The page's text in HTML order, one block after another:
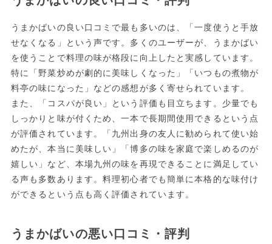
うまかばいの良い口コミで最も多いのは、「一度使うと手放
せなくなる」という声です。多くのユーザーが、うまかばい
を使うことで料理の味が格段に向上したと実感しています。
特に「野菜炒めが劇的に美味しくなった」「いつもの煮物が
料亭の味になった」などの感想が多く寄せられています。
また、「コスパが良い」という評価も目立ちます。少量でも
しっかりと味が付くため、一本で長期間使用できるという点
が評価されています。「九州出身の友人に勧められて使い始
めたが、本当に美味しい」「博多の味を家庭で楽しめるのが
嬉しい」など、本場九州の味を再現できることに満足してい
る声も多数あります。料理初心者でも簡単に本格的な味付け
ができるという点も高く評価されています。
うまかばいの悪い口コミ・評判